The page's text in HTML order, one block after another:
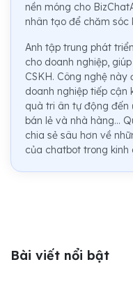
nền móng cho
nhân tạo để chăm sóc
Anh tập trung phát
cho doanh nghiệp,
CSKH. Công nghệ
doanh nghiệp tiếp cận
quà tri ân tự động đến
bán lẻ và nhà hàng...
chia sẻ sâu hơn về
của chatbot trong kinh
Bài viết nổi bật